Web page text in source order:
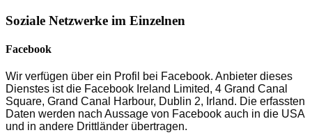
Soziale Netzwerke im Einzelnen
Facebook
Wir verfügen über ein Profil bei Facebook. Anbieter dieses
Dienstes ist die Facebook Ireland Limited, 4 Grand Canal
Square, Grand Canal Harbour, Dublin 2, Irland. Die erfassten
Daten werden nach Aussage von Facebook auch in die USA
und in andere Drittländer übertragen.